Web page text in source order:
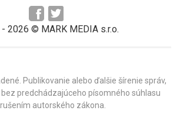
2026 © MARK MEDIA s.r.o.
Publikovanie alebo ďalšie šírenie správ,
predchádzajúceho písomného súhlasu
autorského zákona.